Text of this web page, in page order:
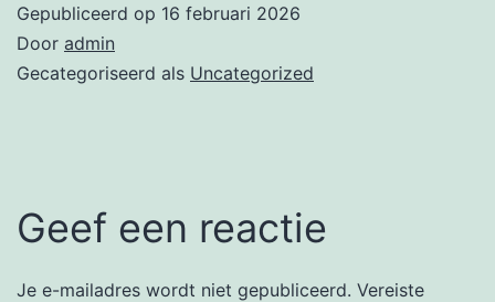
Gepubliceerd op 16 februari 2026
Door admin
Gecategoriseerd als Uncategorized
Geef een reactie
Je e-mailadres wordt niet gepubliceerd. Vereiste